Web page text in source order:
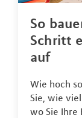
So
Schritt
auf
Wie hoch
Sie, wie
wo Sie Ihre